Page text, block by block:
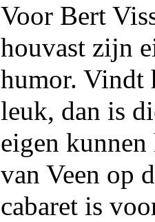
Voor Bert
houvast zijn
humor. Vindt
leuk, dan is
eigen
van Veen op
cabaret is